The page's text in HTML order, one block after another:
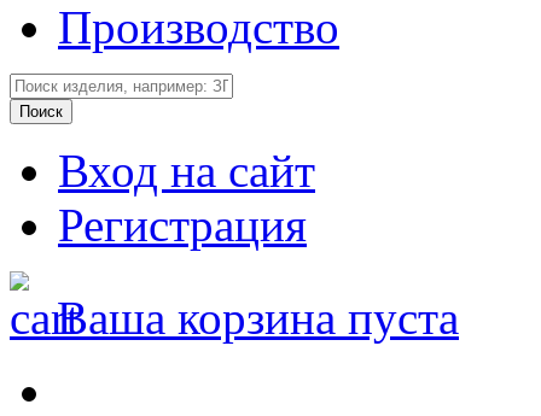
Производство
Вход на сайт
Регистрация
Ваша корзина пуста